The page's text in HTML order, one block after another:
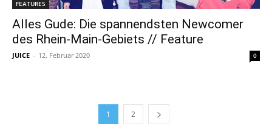
FEATURES
Alles Gude: Die spannendsten Newcomer
des Rhein-Main-Gebiets // Feature
JUICE - 12. Februar 2020 0
1 2